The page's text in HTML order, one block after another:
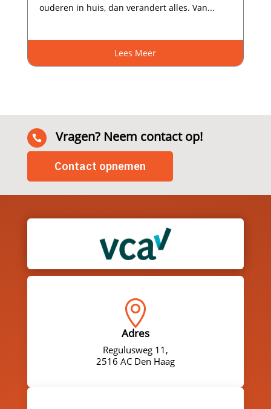
ouderen in huis, dan verandert alles.​ Van...
Lees Meer
 Vragen? Neem contact op!
Contact opnemen

Adres
Regulusweg 11,
2516 AC Den Haag